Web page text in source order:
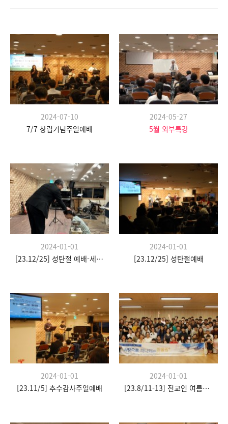
2024-07-10
7/7 창립기념주일예배
2024-05-27
5월 외부특강
2024-01-01
[23.12/25] 성탄절 예배-세례식
2024-01-01
[23.12/25] 성탄절예배
2024-01-01
[23.11/5] 추수감사주일예배
2024-01-01
[23.8/11-13] 전교인 여름수련회